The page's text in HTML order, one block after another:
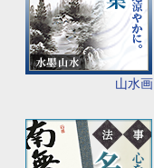
山水画